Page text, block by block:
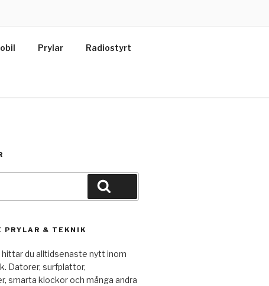
Prylar Radiostyrt
PRYLAR & TEKNIK
hittar du alltidsenaste nytt inom
Datorer, surfplattor,
smarta klockor och många andra